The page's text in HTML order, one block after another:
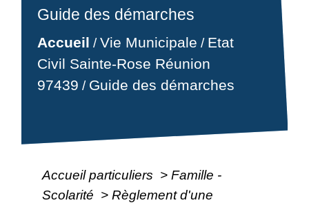
Guide des démarches
Accueil /Vie Municipale / Etat
Civil Sainte-Rose Réunion
97439 / Guide des démarches
Accueil particuliers > Famille -
Scolarité > Règlement d'une